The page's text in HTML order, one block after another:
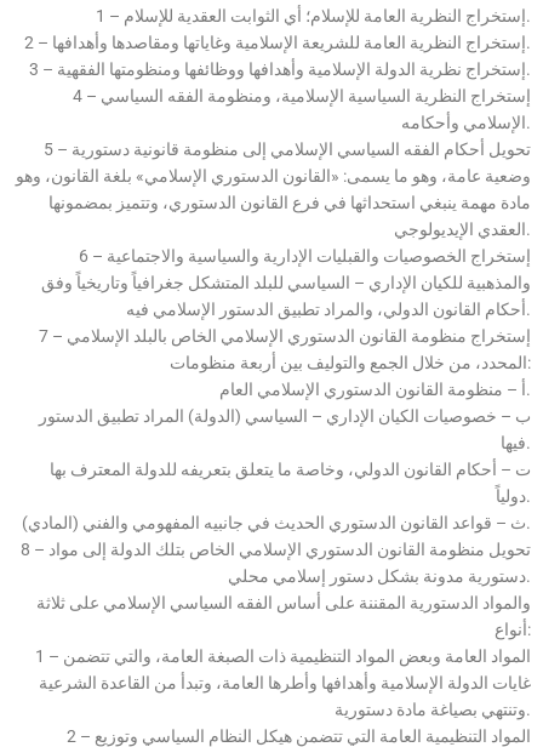
1 – إستخراج النظرية العامة للإسلام؛ أي الثوابت العقدية للإسلام.
2 – إستخراج النظرية العامة للشريعة الإسلامية وغاياتها ومقاصدها وأهدافها.
3 – إستخراج نظرية الدولة الإسلامية وأهدافها ووظائفها ومنظومتها الفقهية.
4 – إستخراج النظرية السياسية الإسلامية، ومنظومة الفقه السياسي
الإسلامي وأحكامه.
5 – تحويل أحكام الفقه السياسي الإسلامي إلى منظومة قانونية دستورية
وضعية عامة، وهو ما يسمى: «القانون الدستوري الإسلامي» بلغة القانون، وهو
مادة مهمة ينبغي استحداثها في فرع القانون الدستوري، وتتميز بمضمونها
العقدي الإيديولوجي.
6 – إستخراج الخصوصيات والقبليات الإدارية والسياسية والاجتماعية
والمذهبية للكيان الإداري – السياسي للبلد المتشكل جغرافياً وتاريخياً وفق
أحكام القانون الدولي، والمراد تطبيق الدستور الإسلامي فيه.
7 – إستخراج منظومة القانون الدستوري الإسلامي الخاص بالبلد الإسلامي
المحدد، من خلال الجمع والتوليف بين أربعة منظومات:
أ – منظومة القانون الدستوري الإسلامي العام.
ب – خصوصيات الكيان الإداري – السياسي (الدولة) المراد تطبيق الدستور
فيها.
ت – أحكام القانون الدولي، وخاصة ما يتعلق بتعريفه للدولة المعترف بها
دولياً.
ث – قواعد القانون الدستوري الحديث في جانبيه المفهومي والفني (المادي).
8 – تحويل منظومة القانون الدستوري الإسلامي الخاص بتلك الدولة إلى مواد
دستورية مدونة بشكل دستور إسلامي محلي.
والمواد الدستورية المقننة على أساس الفقه السياسي الإسلامي على ثلاثة
أنواع:
1 – المواد العامة وبعض المواد التنظيمية ذات الصبغة العامة، والتي تتضمن
غايات الدولة الإسلامية وأهدافها وأطرها العامة، وتبدأ من القاعدة الشرعية
وتنتهي بصياغة مادة دستورية.
2 – المواد التنظيمية العامة التي تتضمن هيكل النظام السياسي وتوزيع